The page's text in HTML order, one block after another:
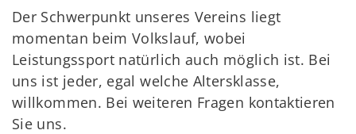
Der Schwerpunkt unseres Vereins liegt
momentan beim Volkslauf, wobei
Leistungssport natürlich auch möglich ist. Bei
uns ist jeder, egal welche Altersklasse,
willkommen. Bei weiteren Fragen kontaktieren
Sie uns.